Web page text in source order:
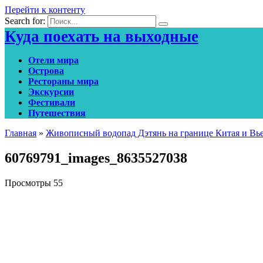
Перейти к контенту
Search for:
Куда поехать на выходные
Отели мира
Острова
Рестораны мира
Экскурсии
Фестивали
Путешествия
Главная » Живописный водопад Дэтянь на границе Китая и
60769791_images_8635527038
Просмотры 55